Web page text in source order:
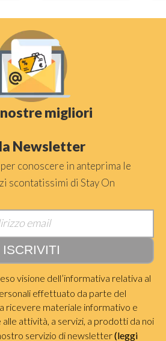
migliori
Newsletter
conoscere in anteprima le
scontatissimi di Stay On
visione dell’informativa relativa al
effettuato da parte del
ricevere materiale informativo e
attività, a servizi, a prodotti da noi
servizio di newsletter(leggi